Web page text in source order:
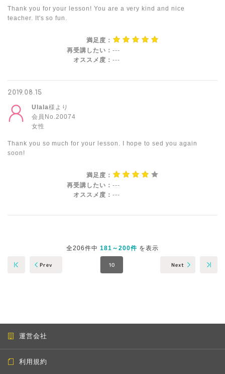
Thank you for your lesson! You are a very kind and nice
teacher. It's so fun.
満足度：
再受講したい： ---
オススメ度： ---
2019.08.15
Ulala様より
会員No.20074
女性
Thank you so much for your lesson. I hope to sed you again
soon!
満足度：
再受講したい： ---
オススメ度： ---
全206件中181～200件を表示
Prev 10 Next
運営会社
利用規約